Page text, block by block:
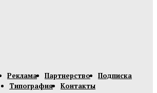
Реклама Партнерство
Подписка
Типография
Контакты